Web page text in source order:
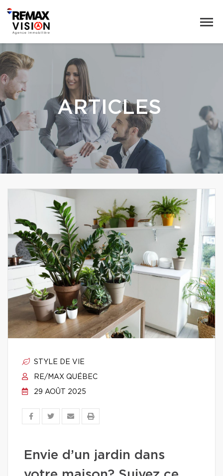
ARTICLES
STYLE DE VIE
RE/MAX QUÉBEC
29 AOÛT 2025
Envie d’un jardin dans